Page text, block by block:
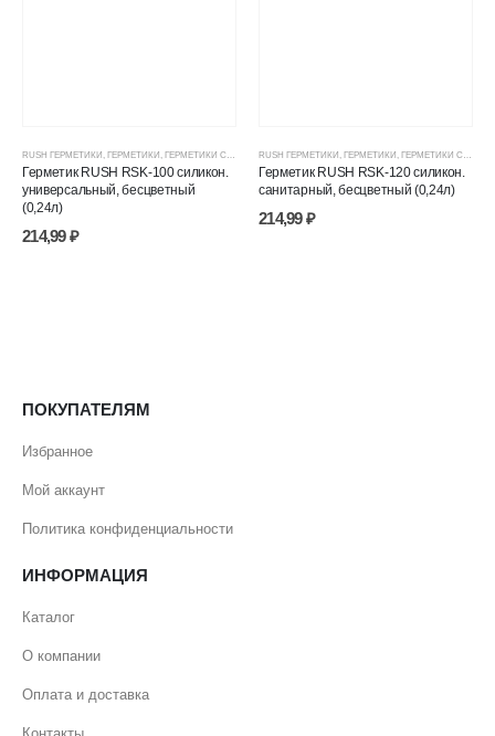
RUSH ГЕРМЕТИКИ, ГЕРМЕТИКИ, ГЕРМЕТИКИ СИЛИКОНОВЫЕ ,ГЕРМЕТИКИ, КЛЕИ, ПЕНЫ,ЦЕНОВЫЕ ГРУППЫ
Герметик RUSH RSK-100 силикон.
универсальный, бесцветный
(0,24л)
214,99₽
RUSH ГЕРМЕТИКИ, ГЕРМЕТИКИ, ГЕРМЕТИКИ СИЛИКОНОВЫЕ
Герметик RUSH RSK-120 силикон.
санитарный, бесцветный (0,24л)
214,99₽
ПОКУПАТЕЛЯМ
Избранное
Мой аккаунт
Политика конфиденциальности
ИНФОРМАЦИЯ
Каталог
О компании
Оплата и доставка